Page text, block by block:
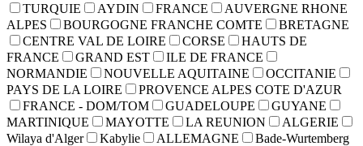
TURQUIE
AYDIN FRANCE
AUVERGNE RHONE
ALPES
BOURGOGNE FRANCHE COMTE
BRETAGNE
CENTRE VAL DE LOIRE
CORSE
HAUTS DE
FRANCE
GRAND EST
ILE DE FRANCE
NORMANDIE
NOUVELLE AQUITAINE
OCCITANIE
PAYS DE LA LOIRE
PROVENCE ALPES COTE D'AZUR
FRANCE - DOM/TOM
GUADELOUPE
GUYANE
MARTINIQUE
MAYOTTE LA REUNION
ALGERIE
Wilaya d'Alger
Kabylie ALLEMAGNE
Bade-Wurtemberg